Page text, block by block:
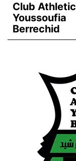
Club Athletic
Youssoufia
Berrechid